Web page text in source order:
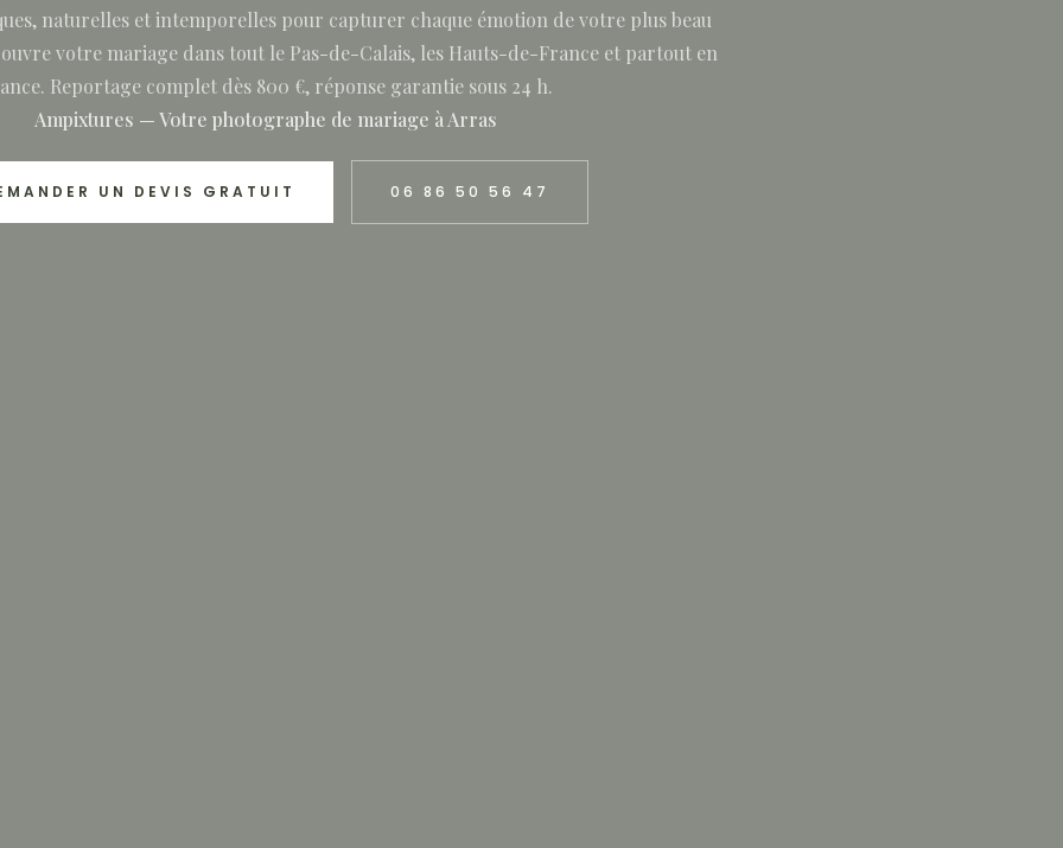
naturelles et intemporelles pour capturer chaque émotion de votre plus beau
votre mariage dans tout le Pas-de-Calais, les Hauts-de-France et partout en
Reportage complet dès 800 €, réponse garantie sous 24 h.
Ampixtures — Votre photographe de mariage à Arras
UN DEVIS GRATUIT 06 86 50 56 47